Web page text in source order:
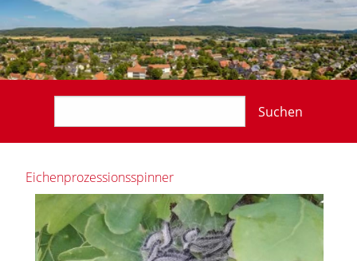
Suchen
Eichenprozessionsspinner